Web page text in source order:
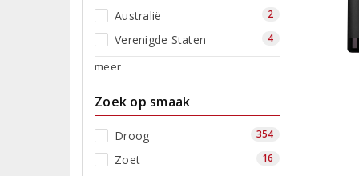
Australië 2
Verenigde Staten 4
meer
Zoek op smaak
Droog 354
Zoet 16